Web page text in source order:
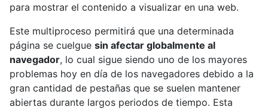
para mostrar el contenido a visualizar en una web.
Este multiproceso permitirá que una determinada
página se cuelgue sin afectar globalmente al
navegador, lo cual sigue siendo uno de los mayores
problemas hoy en día de los navegadores debido a la
gran cantidad de pestañas que se suelen mantener
abiertas durante largos periodos de tiempo. Esta